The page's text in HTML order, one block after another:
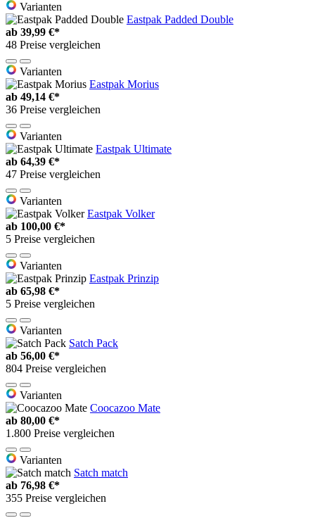
Varianten
Eastpak Padded Double
ab 39,99 €*
48 Preise vergleichen
Varianten
Eastpak Morius
ab 49,14 €*
36 Preise vergleichen
Varianten
Eastpak Ultimate
ab 64,39 €*
47 Preise vergleichen
Varianten
Eastpak Volker
ab 100,00 €*
5 Preise vergleichen
Varianten
Eastpak Prinzip
ab 65,98 €*
5 Preise vergleichen
Varianten
Satch Pack
ab 56,00 €*
804 Preise vergleichen
Varianten
Coocazoo Mate
ab 80,00 €*
1.800 Preise vergleichen
Varianten
Satch match
ab 76,98 €*
355 Preise vergleichen